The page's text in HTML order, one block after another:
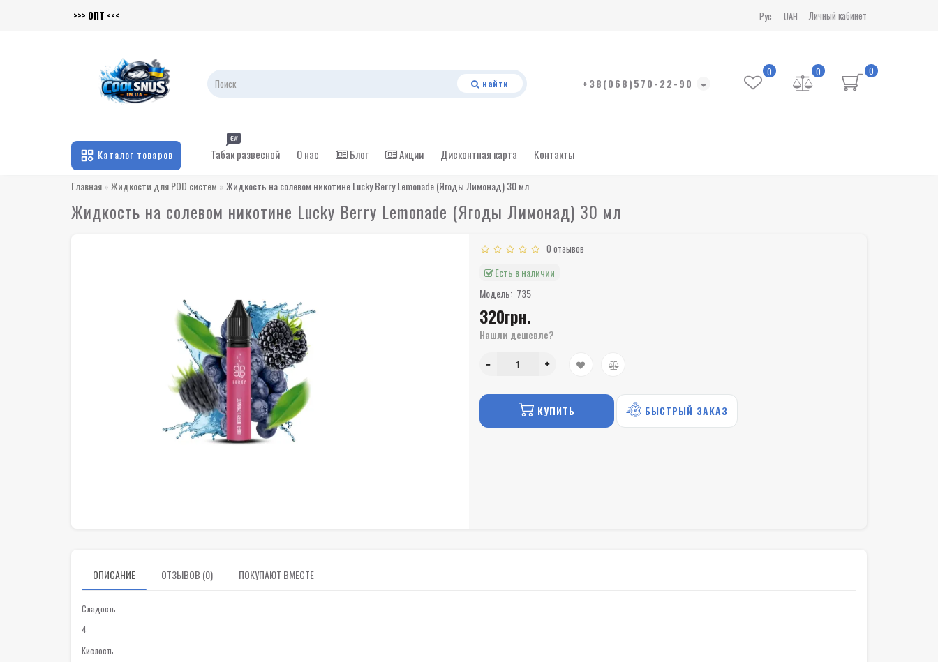
Личный кабинет
UAH
Рус
>>> ОПТ <<<
найти +38(068)570-22-90
0
0
0
Каталог товаров Табак развесной
NEW
О нас Блог Акции Дисконтная карта Контакты
Главная Жидкости для POD систем Жидкость на солевом никотине Lucky Berry Lemonade (Ягоды Лимонад) 30 мл
Жидкость на солевом никотине Lucky Berry Lemonade (Ягоды Лимонад) 30 мл
0 отзывов
Есть в наличии
Модель: 735
320грн.
Нашли дешевле?
КУПИТЬ БЫСТРЫЙ ЗАКАЗ
ОПИСАНИЕ ОТЗЫВОВ (0) ПОКУПАЮТ ВМЕСТЕ
Сладость
4
Кислость